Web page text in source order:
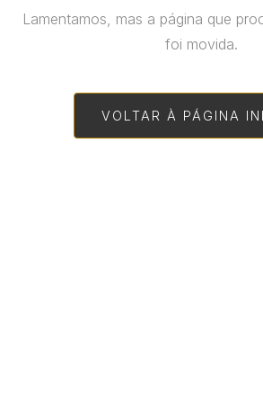
Lamentamos, mas a página que
foi movida.
VOLTAR À PÁGINA